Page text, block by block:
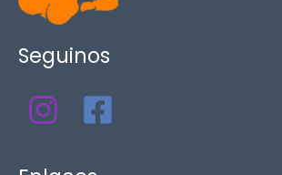
Seguinos